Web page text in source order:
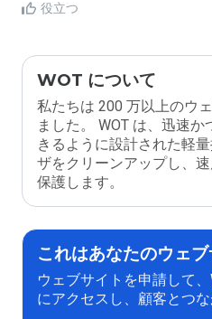
役立つ
WOT について
私たちは 200 万以上のウ
ました。 WOT は、迅速
きるように設計された軽
ザをクリーンアップし、
保護します。
これはあなたのウェ
ウェブサイトを申請して
にアクセスし、顧客とつな